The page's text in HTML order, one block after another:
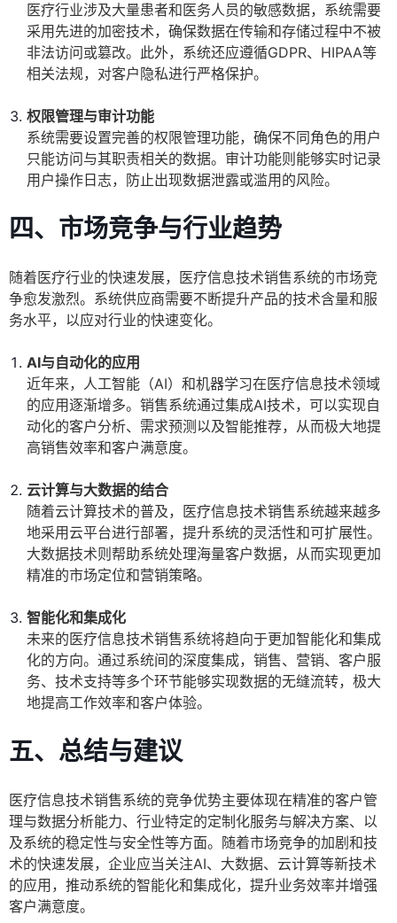
医疗行业涉及大量患者和医务人员的敏感数据，系统需要
采用先进的加密技术，确保数据在传输和存储过程中不被
非法访问或篡改。此外，系统还应遵循GDPR、HIPAA等
相关法规，对客户隐私进行严格保护。
权限管理与审计功能
系统需要设置完善的权限管理功能，确保不同角色的用户
只能访问与其职责相关的数据。审计功能则能够实时记录
用户操作日志，防止出现数据泄露或滥用的风险。
四、市场竞争与行业趋势
随着医疗行业的快速发展，医疗信息技术销售系统的市场竞
争愈发激烈。系统供应商需要不断提升产品的技术含量和服
务水平，以应对行业的快速变化。
AI与自动化的应用
近年来，人工智能（AI）和机器学习在医疗信息技术领域
的应用逐渐增多。销售系统通过集成AI技术，可以实现自
动化的客户分析、需求预测以及智能推荐，从而极大地提
高销售效率和客户满意度。
云计算与大数据的结合
随着云计算技术的普及，医疗信息技术销售系统越来越多
地采用云平台进行部署，提升系统的灵活性和可扩展性。
大数据技术则帮助系统处理海量客户数据，从而实现更加
精准的市场定位和营销策略。
智能化和集成化
未来的医疗信息技术销售系统将趋向于更加智能化和集成
化的方向。通过系统间的深度集成，销售、营销、客户服
务、技术支持等多个环节能够实现数据的无缝流转，极大
地提高工作效率和客户体验。
五、总结与建议
医疗信息技术销售系统的竞争优势主要体现在精准的客户管
理与数据分析能力、行业特定的定制化服务与解决方案、以
及系统的稳定性与安全性等方面。随着市场竞争的加剧和技
术的快速发展，企业应当关注AI、大数据、云计算等新技术
的应用，推动系统的智能化和集成化，提升业务效率并增强
客户满意度。